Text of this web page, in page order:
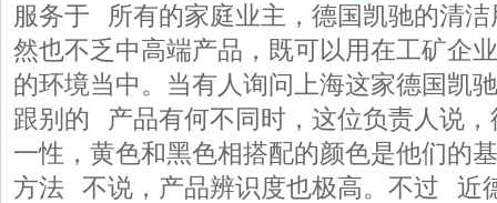
服务于 所有的家庭业主，德国凯驰的清
然也不乏中高端产品，既可以用在工矿企
的环境当中。当有人询问上海这家德国凯
跟别的 产品有何不同时，这位负责人说
一性，黄色和黑色相搭配的颜色是他们的
方法 不说，产品辨识度也极高。不过 近